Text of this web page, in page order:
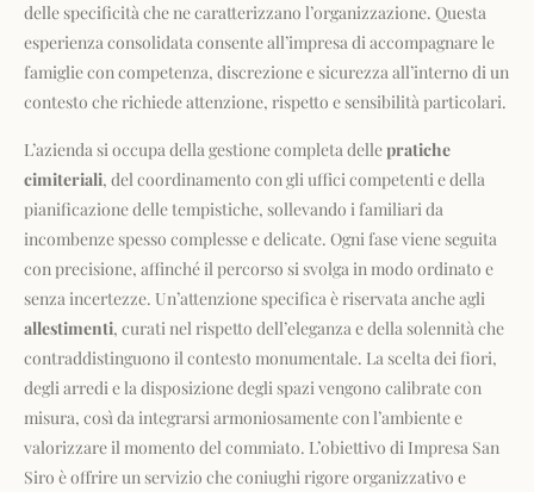
delle specificità che ne caratterizzano l’organizzazione. Questa
esperienza consolidata consente all’impresa di accompagnare le
famiglie con competenza, discrezione e sicurezza all’interno di un
contesto che richiede attenzione, rispetto e sensibilità particolari.
L’azienda si occupa della gestione completa delle pratiche
cimiteriali, del coordinamento con gli uffici competenti e della
pianificazione delle tempistiche, sollevando i familiari da
incombenze spesso complesse e delicate. Ogni fase viene seguita
con precisione, affinché il percorso si svolga in modo ordinato e
senza incertezze. Un’attenzione specifica è riservata anche agli
allestimenti, curati nel rispetto dell’eleganza e della solennità che
contraddistinguono il contesto monumentale. La scelta dei fiori,
degli arredi e la disposizione degli spazi vengono calibrate con
misura, così da integrarsi armoniosamente con l’ambiente e
valorizzare il momento del commiato. L’obiettivo di Impresa San
Siro è offrire un servizio che coniughi rigore organizzativo e